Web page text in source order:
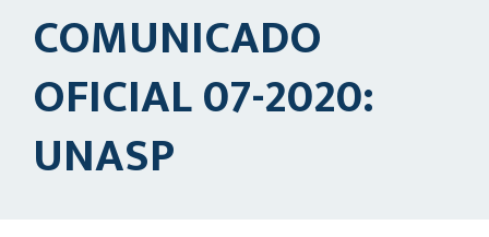
COMUNICADO
OFICIAL 07-2020:
UNASP